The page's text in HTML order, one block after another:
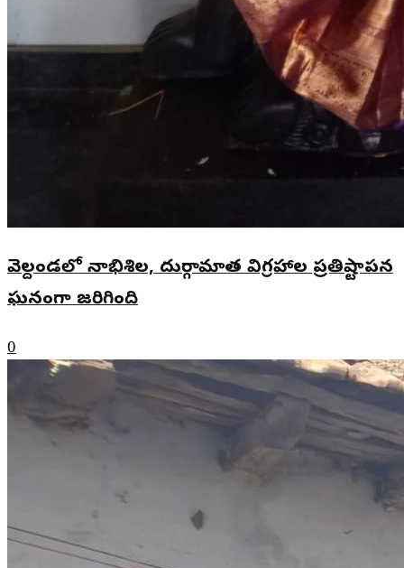
వెల్దండలో నాభిశిల, దుర్గామాత విగ్రహాల ప్రతిష్టాపన
ఘనంగా జరిగింది
0